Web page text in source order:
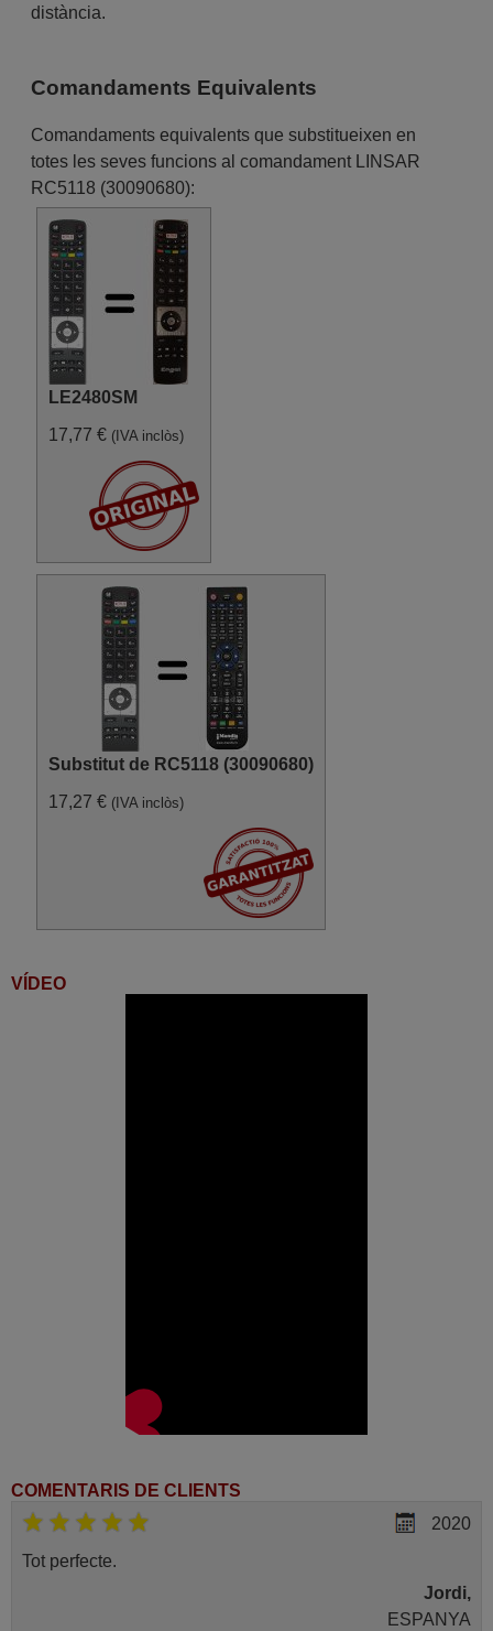
distància.
Comandaments Equivalents
Comandaments equivalents que substitueixen en
totes les seves funcions al comandament LINSAR
RC5118 (30090680):
LE2480SM
17,77 € (IVA inclòs)
Substitut de RC5118 (30090680)
17,27 € (IVA inclòs)
VÍDEO
COMENTARIS DE CLIENTS
2020
Tot perfecte.
Jordi,
ESPANYA